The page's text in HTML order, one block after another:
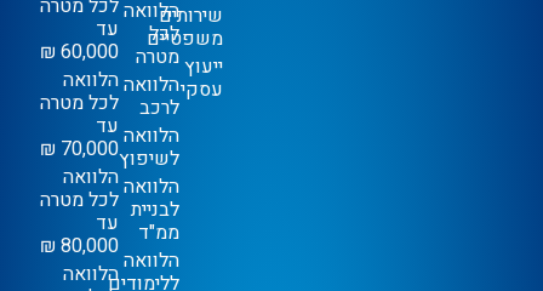
שירותים
משפטיים
ייעוץ
עסקי
הלוואה
לכל
מטרה
הלוואה
לרכב
הלוואה
לשיפוץ
הלוואה
לבניית
ממ"ד
הלוואה
ללימודים
עד
60,000 ₪
הלוואה
לכל מטרה
עד
70,000 ₪
הלוואה
לכל מטרה
עד
80,000 ₪
הלוואה